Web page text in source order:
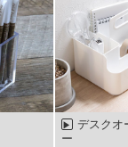
デスクオ
ー